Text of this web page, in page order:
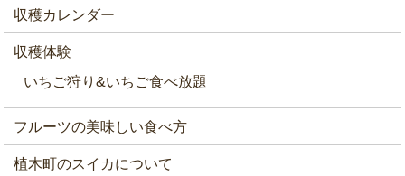
収穫カレンダー
収穫体験
いちご狩り&いちご食べ放題
フルーツの美味しい食べ方
植木町のスイカについて